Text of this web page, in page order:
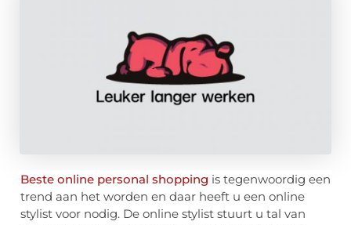
Beste online personal shopping is tegenwoordig een
trend aan het worden en daar heeft u een online
stylist voor nodig. De online stylist stuurt u tal van